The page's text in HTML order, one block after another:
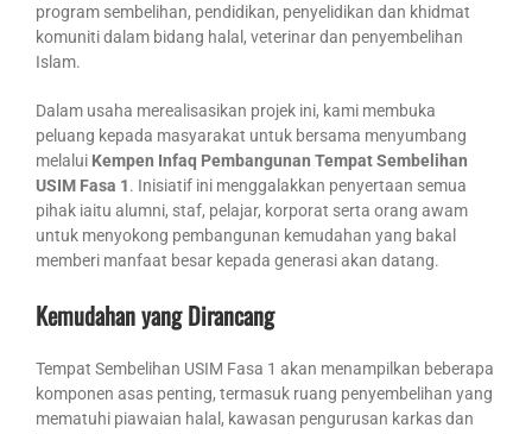
program sembelihan, pendidikan, penyelidikan dan khidmat
komuniti dalam bidang halal, veterinar dan penyembelihan
Islam.
Dalam usaha merealisasikan projek ini, kami membuka
peluang kepada masyarakat untuk bersama menyumbang
melalui Kempen Infaq Pembangunan Tempat Sembelihan
USIM Fasa 1. Inisiatif ini menggalakkan penyertaan semua
pihak iaitu alumni, staf, pelajar, korporat serta orang awam
untuk menyokong pembangunan kemudahan yang bakal
memberi manfaat besar kepada generasi akan datang.
Kemudahan yang Dirancang
Tempat Sembelihan USIM Fasa 1 akan menampilkan beberapa
komponen asas penting, termasuk ruang penyembelihan yang
mematuhi piawaian halal, kawasan pengurusan karkas dan